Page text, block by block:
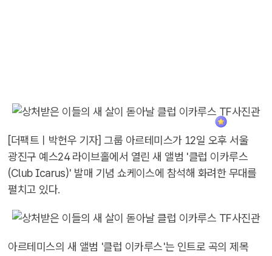
[더팩트ㅣ박헌우 기자] 그룹 아르테미스가 12일 오후 서울
광진구 예스24 라이브홀에서 열린 새 앨범 '클럽 이카루스
(Club Icarus)' 발매 기념 쇼케이스에 참석해 화려한 무대를
펼치고 있다.
아르테미스의 새 앨범 '클럽 이카루스'는 인트로 곡의 제목